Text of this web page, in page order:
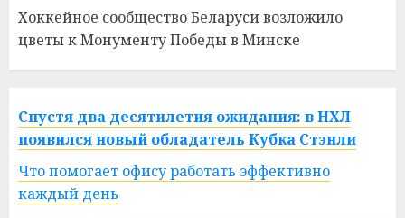
Хоккейное сообщество Беларуси возложило
цветы к Монументу Победы в Минске
Спустя два десятилетия ожидания: в НХЛ
появился новый обладатель Кубка Стэнли
Что помогает офису работать эффективно
каждый день